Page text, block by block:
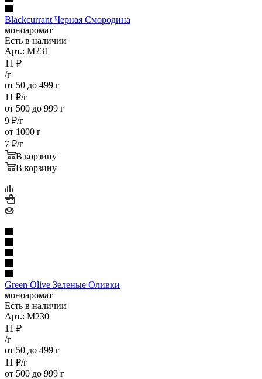
Blackcurrant Черная Смородина
моноаромат
Есть в наличии
Арт.: M231
11 ₽
/г
от 50 до 499 г
11 ₽/г
от 500 до 999 г
9 ₽/г
от 1000 г
7 ₽/г
В корзину
В корзину
Green Olive Зеленые Оливки
моноаромат
Есть в наличии
Арт.: M230
11 ₽
/г
от 50 до 499 г
11 ₽/г
от 500 до 999 г